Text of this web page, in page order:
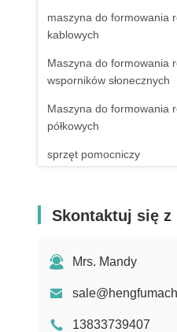
maszyna do formowania
kablowych
Maszyna do formowania
wsporników słonecznych
Maszyna do formowania
półkowych
sprzęt pomocniczy
Skontaktuj się z
Mrs. Mandy
13833739407